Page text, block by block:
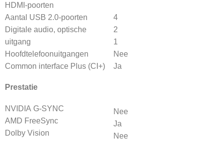
HDMI-poorten
Aantal USB 2.0-poorten
Digitale audio, optische
uitgang
Hoofdtelefoonuitgangen
Common interface Plus (CI+)
4
2
1
Nee
Ja
Prestatie
NVIDIA G-SYNC
AMD FreeSync
Dolby Vision
Nee
Ja
Nee